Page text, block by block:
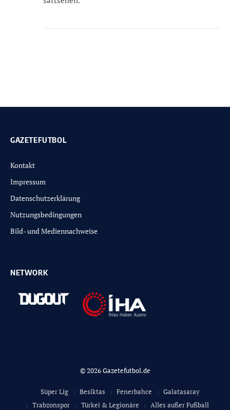
GAZETEFUTBOL
Kontakt
Impressum
Datenschutzerklärung
Nutzungsbedingungen
Bild- und Mediennachweise
NETWORK
© 2026 Gazetefutbol.de
Süper Lig Besiktas Fenerbahce
Galatasaray
Trabzonspor
Türkei & Legionäre Alles außer Fußball